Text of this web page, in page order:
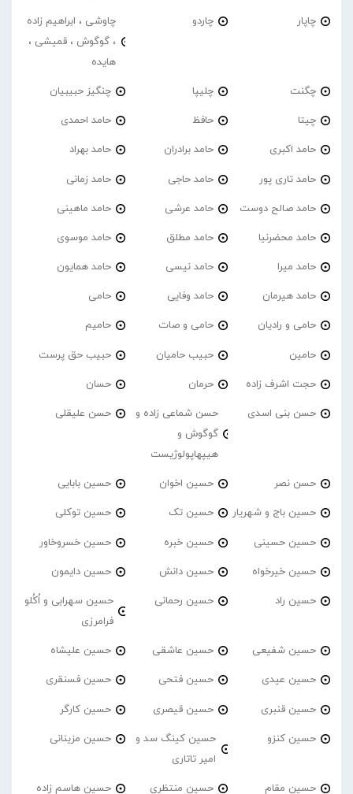
چاپار چاردو
چاوشی ، ابراهیم زاده
، گوگوش ، قمیشی ،
هایده
چگنت چلیپا چنگیز حبیبیان
چیتا حافظ حامد احمدی
حامد اکبری حامد برادران حامد بهراد
حامد تاری پور حامد حاجی حامد زمانی
حامد صالح دوست حامد عرشی حامد ماهینی
حامد محضرنیا حامد مطلق حامد موسوی
حامد میرا حامد نیسی حامد همایون
حامد هیرمان حامد وفایی حامی
حامی و رادیان حامی و صات حامیم
حامین حبیب حامیان حبیب حق پرست
حجت اشرف زاده حرمان حسان
حسن بنی اسدی
حسن شماعی زاده و
گوگوش و
هیپهاپولوژیست
حسن علیقلی
حسن نصر حسین اخوان حسین بابایی
حسین باج و شهریار حسین تک حسین توکلی
حسین حسینی حسین خبره حسین خسروخاور
حسین خیرخواه حسین دانش حسین دایمون
حسین راد حسین رحمانی
حسین سهرابی و اُکُلو
فرامرزی
حسین شفیعی حسین عاشقی حسین علیشاه
حسین عیدی حسین فتحی حسین فسنقری
حسین قنبری حسین قیصری حسین کارگر
حسین کنزو
حسین کینگ سد و
امیر تاتاری
حسین مزینانی
حسین مقام حسین منتظری حسین هاسم زاده